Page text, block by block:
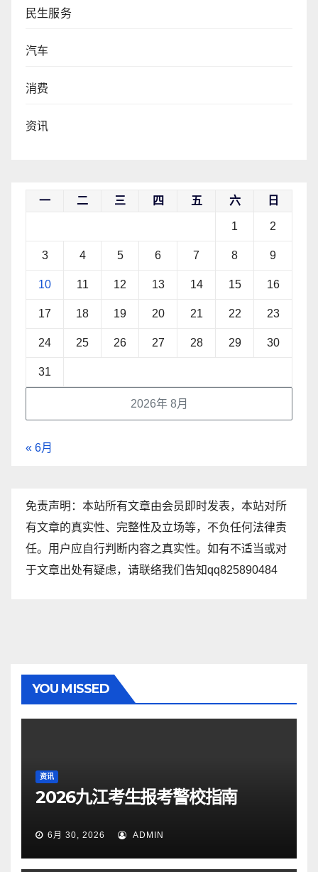
民生服务
汽车
消费
资讯
2026年 8月
一 二 三 四 五 六 日
1 2
3 4 5 6 7 8 9
10 11 12 13 14 15 16
17 18 19 20 21 22 23
24 25 26 27 28 29 30
31
« 6月
免责声明：本站所有文章由会员即时发表，本站对所
有文章的真实性、完整性及立场等，不负任何法律责
任。用户应自行判断内容之真实性。如有不适当或对
于文章出处有疑虑，请联络我们告知qq825890484
YOU MISSED
资讯
2026九江考生报考警校指南
6月 30, 2026 ADMIN